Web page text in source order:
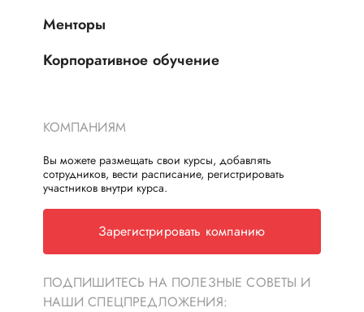
Менторы
Корпоративное обучение
КОМПАНИЯМ
Вы можете размещать свои курсы, добавлять
сотрудников, вести расписание, регистрировать
участников внутри курса.
Зарегистрировать компанию
ПОДПИШИТЕСЬ НА ПОЛЕЗНЫЕ СОВЕТЫ И
НАШИ СПЕЦПРЕДЛОЖЕНИЯ: